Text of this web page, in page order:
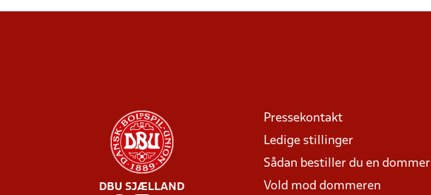
DBU SJÆLLAND
Pressekontakt
Ledige stillinger
Sådan bestiller du en dommer
Vold mod dommeren